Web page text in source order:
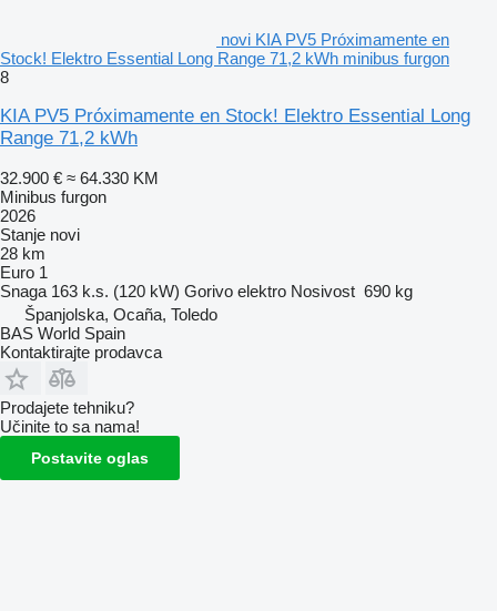
novi KIA PV5 Próximamente en
Stock! Elektro Essential Long Range 71,2 kWh minibus furgon
8
KIA PV5 Próximamente en Stock! Elektro Essential Long
Range 71,2 kWh
32.900 € ≈ 64.330 KM
Minibus furgon
2026
Stanje novi
28 km
Euro 1
Snaga 163 k.s. (120 kW) Gorivo elektro Nosivost 690 kg
Španjolska, Ocaña, Toledo
BAS World Spain
Kontaktirajte prodavca
Prodajete tehniku?
Učinite to sa nama!
Postavite oglas